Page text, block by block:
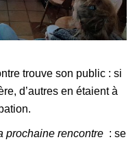
trouve son public : si
d’autres en étaient à
prochaine rencontre : se